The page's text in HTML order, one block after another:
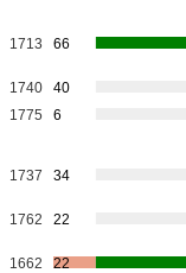
1713 66
1740
40
1775 6
1737 34
1762 22
1662 22